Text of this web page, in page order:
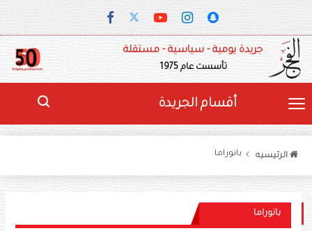
جريدة يومية - سياسية - مستقلة
تأسست عام 1975
أقسام الجريدة
الرئيسيه بانوراما
بانوراما